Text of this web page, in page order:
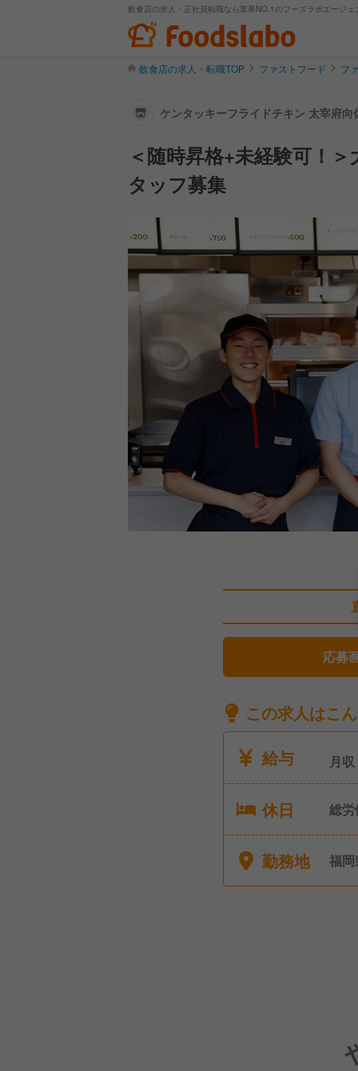
飲食店の求人・正社員転職なら業界NO.1のフーズラボエージェ
飲食店の求人・転職TOP ファストフード フ
ケンタッキーフライドチキン 太宰府
＜随時昇格+未経験可！
タッフ募集
応募
この求人はこ
給与
月収
休日 総
勤務地 福